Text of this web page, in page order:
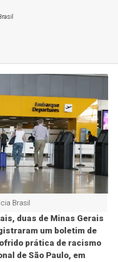
Brasil
duas de Minas Gerais
um boletim de
prática de racismo
de São Paulo, em